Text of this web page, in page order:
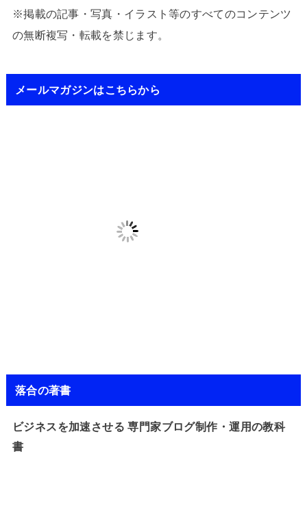
※掲載の記事・写真・イラスト等のすべてのコンテンツ
の無断複写・転載を禁じます。
メールマガジンはこちらから
落合の著書
ビジネスを加速させる 専門家ブログ制作・運用の教科
書